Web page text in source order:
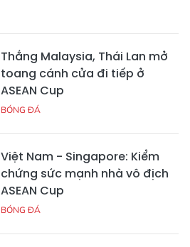
Thắng Malaysia, Thái Lan mở
toang cánh cửa đi tiếp ở
ASEAN Cup
BÓNG ĐÁ
Việt Nam - Singapore: Kiểm
chứng sức mạnh nhà vô địch
ASEAN Cup
BÓNG ĐÁ